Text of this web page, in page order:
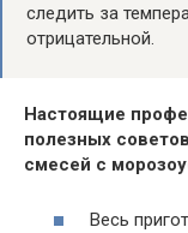
следить за
отрицательной.
Настоящие
полезных
смесей с
Весь